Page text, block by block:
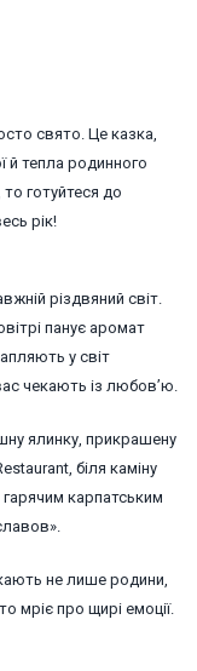
свято. Це казка,
й тепла родинного
готуйтеся до
рік!
різдвяний світ.
панує аромат
у світ
чекають із любов’ю.
ялинку, прикрашену
біля каміну
карпатським
не лише родини,
мріє про щирі емоції.